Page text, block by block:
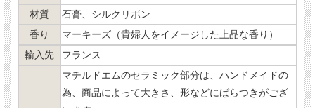
材質
石膏、シルクリボン
香り
マーキーズ（貴婦人をイメージした上品な香り）
輸入先
フランス
マチルドエムのセラミック部分は、ハンドメイドの
為、商品によって大きさ、形などにばらつきがござ